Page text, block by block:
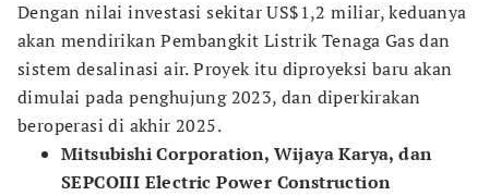
Dengan nilai investasi sekitar US$1,2 miliar, keduanya
akan mendirikan Pembangkit Listrik Tenaga Gas dan
sistem desalinasi air. Proyek itu diproyeksi baru akan
dimulai pada penghujung 2023, dan diperkirakan
beroperasi di akhir 2025.
Mitsubishi Corporation, Wijaya Karya, dan
SEPCOIII Electric Power Construction